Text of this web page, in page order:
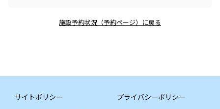
施設予約状況（予約ページ）に戻る
サイトポリシー
プライバシーポリシー